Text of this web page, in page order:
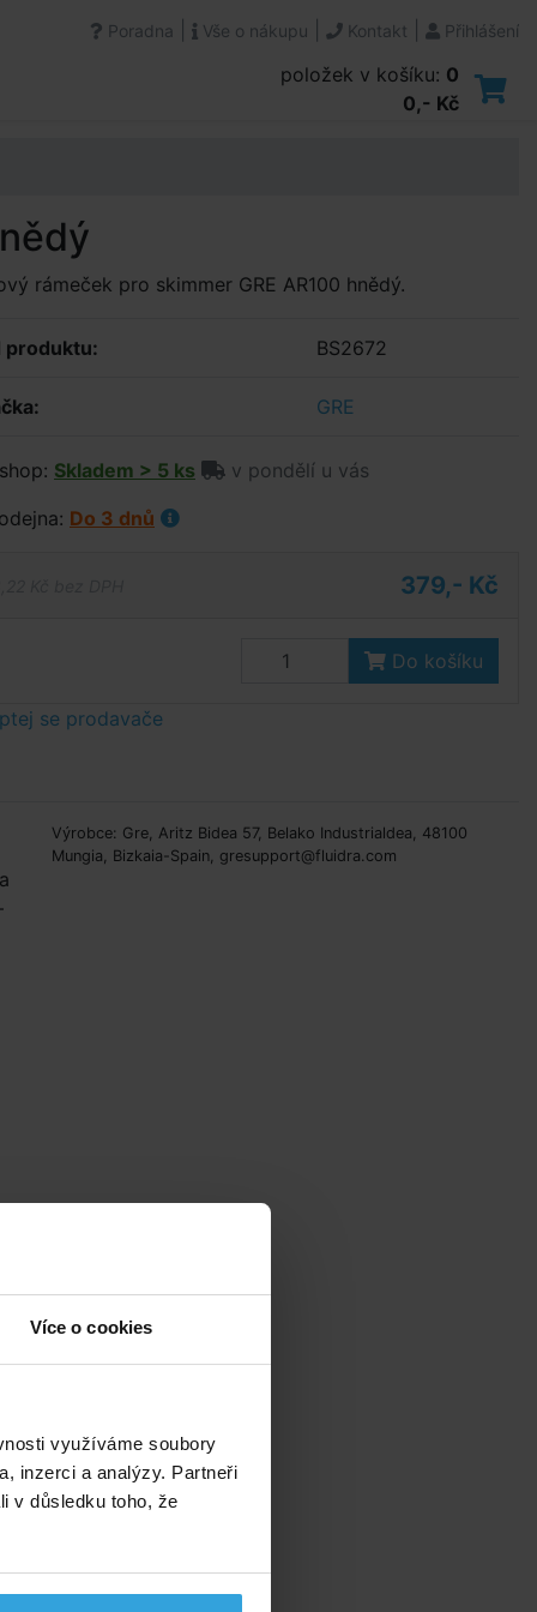
Více o cookies
využíváme soubory
inzerci a analýzy. Partneři
v důsledku toho, že
Poradna Vše o nákupu Kontakt Přihlášení
položek v košíku: 0
0,- Kč
rámeček pro skimmer GRE AR100 hnědý.
produktu: BS2672
GRE
Skladem > 5 ks
v pondělí u vás
Do 3 dnů
379,- Kč
Do košíku
se prodavače
Výrobce: Gre, Aritz Bidea 57, Belako Industrialdea, 48100
Mungia, Bizkaia-Spain, gresupport@fluidra.com